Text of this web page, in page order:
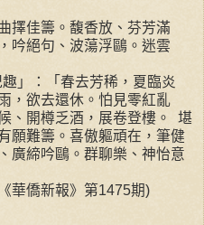
擇佳籌。馥香放、芬芳滿
吟絕句、波蕩浮鷗。迷雲
」：「春去芳稀，夏臨炎
，欲去還休。怕見零紅亂
、開樽乏酒，展卷登樓。 堪
願難籌。喜傲軀頑在，筆健
廣締吟鷗。群聊樂、神怡意
華僑新報》第1475期)